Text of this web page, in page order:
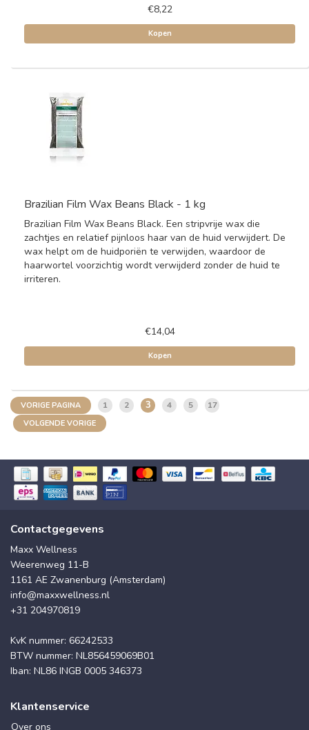
€8,22
Kopen
Brazilian Film Wax Beans Black - 1 kg
Brazilian Film Wax Beans Black. Een stripvrije wax die
zachtjes en relatief pijnloos haar van de huid verwijdert. De
wax helpt om de huidporiën te verwijden, waardoor de
haarwortel voorzichtig wordt verwijderd zonder de huid te
irriteren.
€14,04
Kopen
VORIGE PAGINA 1 2 3 4 5 17
VOLGENDE VORIGE
Contactgegevens
Maxx Wellness
Weerenweg 11-B
1161 AE Zwanenburg (Amsterdam)
info@maxxwellness.nl
+31 204970819
KvK nummer: 66242533
BTW nummer: NL856459069B01
Iban: NL86 INGB 0005 346373
Klantenservice
Over ons